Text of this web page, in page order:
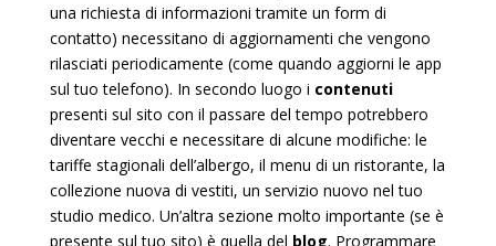
una richiesta di informazioni tramite un form di
contatto) necessitano di aggiornamenti che vengono
rilasciati periodicamente (come quando aggiorni le app
sul tuo telefono). In secondo luogo i contenuti
presenti sul sito con il passare del tempo potrebbero
diventare vecchi e necessitare di alcune modifiche: le
tariffe stagionali dell’albergo, il menu di un ristorante, la
collezione nuova di vestiti, un servizio nuovo nel tuo
studio medico. Un’altra sezione molto importante (se è
presente sul tuo sito) è quella del blog. Programmare